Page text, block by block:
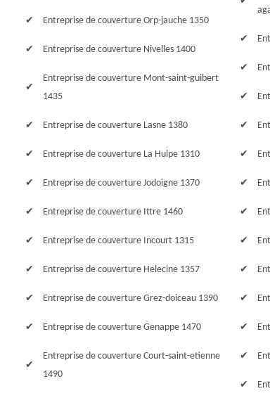
Entreprise de couverture Orp-jauche 1350
Entreprise de couverture Nivelles 1400
Entreprise de couverture Mont-saint-guibert
1435
Entreprise de couverture Lasne 1380
Entreprise de couverture La Hulpe 1310
Entreprise de couverture Jodoigne 1370
Entreprise de couverture Ittre 1460
Entreprise de couverture Incourt 1315
Entreprise de couverture Helecine 1357
Entreprise de couverture Grez-doiceau 1390
Entreprise de couverture Genappe 1470
Entreprise de couverture Court-saint-etienne
1490